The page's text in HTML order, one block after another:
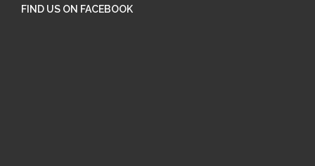
FIND US ON FACEBOOK